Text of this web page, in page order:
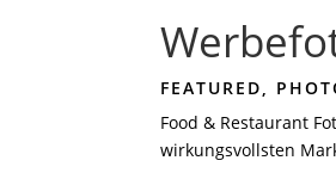
FEATURED,
Food & Restaurant
wirkungsvollsten